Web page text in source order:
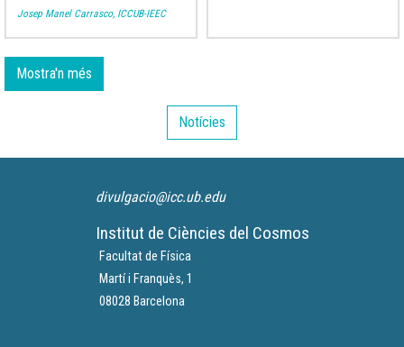
d'agost de 2026 aBetevé.
Josep Manel Carrasco, ICCUB-IEEC
Mostra'n més
Notícies
divulgacio@icc.ub.edu
Institut de Ciències del Cosmos
Facultat de Física
Martí i Franquès, 1
08028 Barcelona